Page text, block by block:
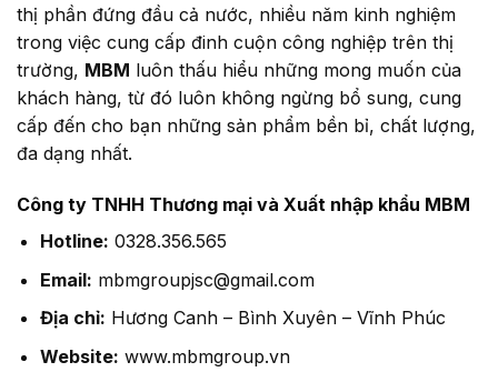
thị phần đứng đầu cả nước, nhiều năm kinh nghiệm
trong việc cung cấp đinh cuộn công nghiệp trên thị
trường, MBM luôn thấu hiểu những mong muốn của
khách hàng, từ đó luôn không ngừng bổ sung, cung
cấp đến cho bạn những sản phẩm bền bỉ, chất lượng,
đa dạng nhất.
Công ty TNHH Thương mại và Xuất nhập khẩu MBM
Hotline: 0328.356.565
Email: mbmgroupjsc@gmail.com
Địa chỉ: Hương Canh – Bình Xuyên – Vĩnh Phúc
Website: www.mbmgroup.vn